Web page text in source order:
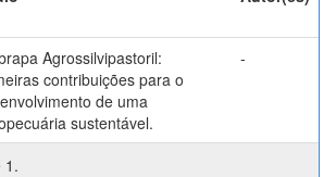
Agrossilvipastoril:
contribuições para o
de uma
sustentável.
-
1.